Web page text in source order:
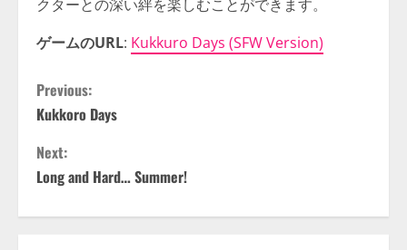
クターとの深い絆を楽しむことができます。
ゲームのURL: Kukkuro Days (SFW Version)
C
o
n
t
Previous:
Kukkoro Days
Next:
Long and Hard… Summer!